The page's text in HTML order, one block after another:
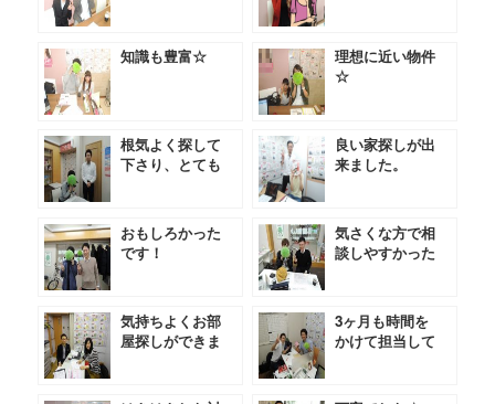
知識も豊富☆
理想に近い物件
☆
根気よく探して
下さり、とても
良い家探しが出
来ました。
おもしろかった
です！
気さくな方で相
談しやすかった
気持ちよくお部
屋探しができま
3ヶ月も時間を
かけて担当して